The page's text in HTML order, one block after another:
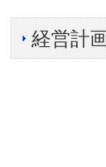
経営計